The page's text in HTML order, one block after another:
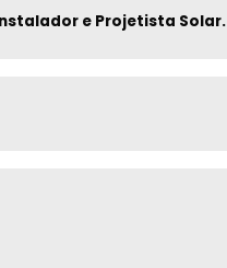
e Projetista Solar.